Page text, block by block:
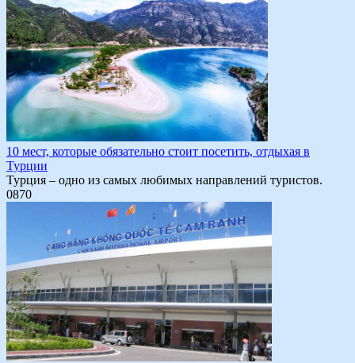
10 мест, которые обязательно стоит посетить, отдыхая в
Турции
Турция – одно из самых любимых направлений туристов.
0870